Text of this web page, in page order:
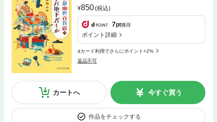
850(税込)
7pt獲得
ポイント詳細
dカード利用でさらにポイント+2%
返品不可
カートへ 今すぐ買う
作品をチェックする